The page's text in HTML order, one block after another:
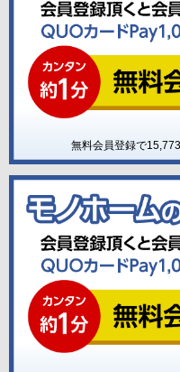
無料会員登録で15,773